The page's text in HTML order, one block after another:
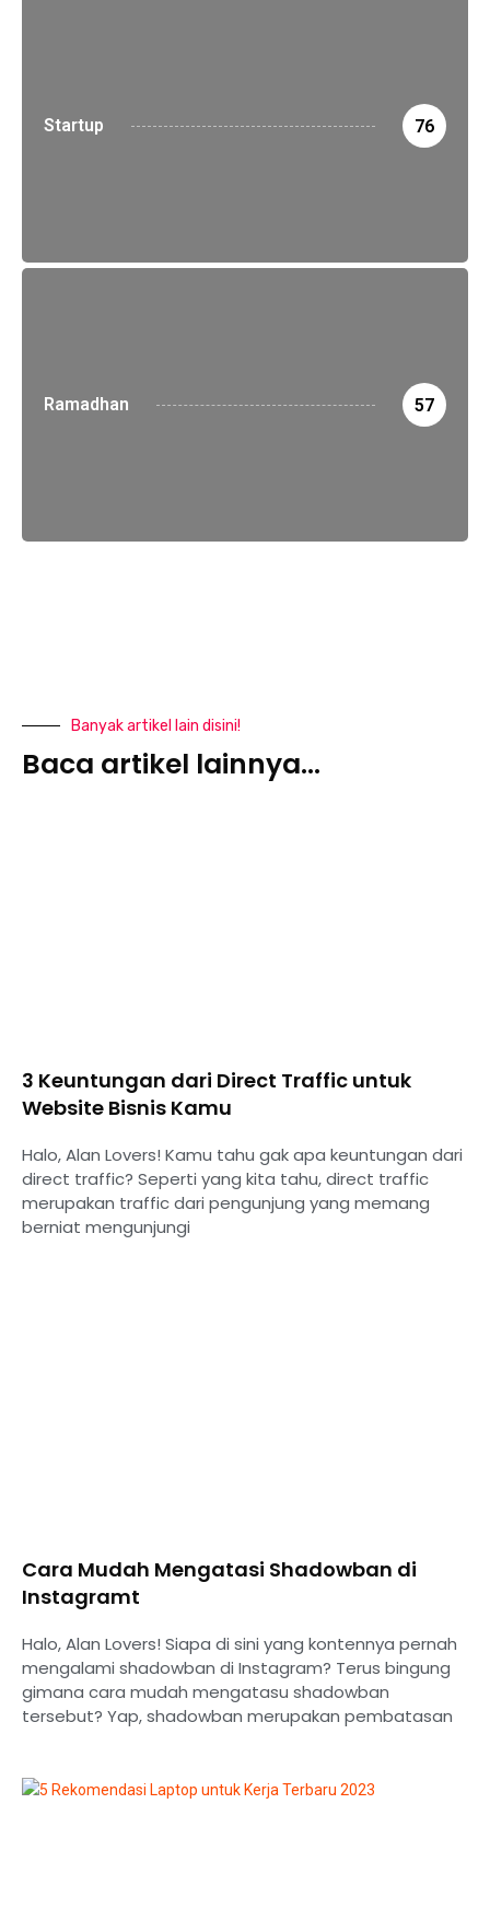
Startup 76
Ramadhan 57
Banyak artikel lain disini!
Baca artikel lainnya...
3 Keuntungan dari Direct Traffic untuk
Website Bisnis Kamu
Halo, Alan Lovers! Kamu tahu gak apa keuntungan dari
direct traffic? Seperti yang kita tahu, direct traffic
merupakan traffic dari pengunjung yang memang
berniat mengunjungi
Cara Mudah Mengatasi Shadowban di
Instagramt
Halo, Alan Lovers! Siapa di sini yang kontennya pernah
mengalami shadowban di Instagram? Terus bingung
gimana cara mudah mengatasu shadowban
tersebut? Yap, shadowban merupakan pembatasan